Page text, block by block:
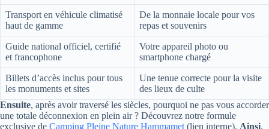
Transport en véhicule climatisé
haut de gamme
De la monnaie locale pour vos
repas et souvenirs
Guide national officiel, certifié
et francophone
Votre appareil photo ou
smartphone chargé
Billets d’accès inclus pour tous
les monuments et sites
Une tenue correcte pour la visite
des lieux de culte
Ensuite, après avoir traversé les siècles, pourquoi ne pas vous accorder
une totale déconnexion en plein air ? Découvrez notre formule
exclusive de Camping Pleine Nature Hammamet (lien interne). Ainsi,